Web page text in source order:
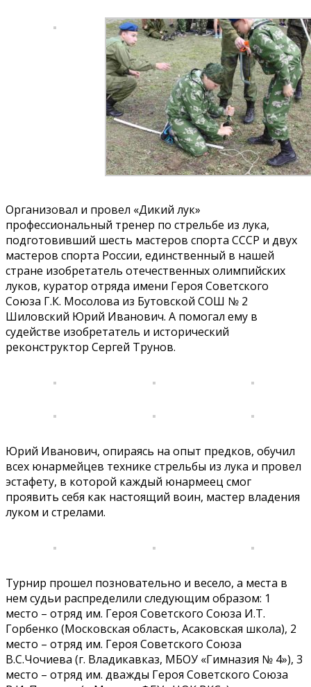
Организовал и провел «Дикий лук»
профессиональный тренер по стрельбе из лука,
подготовивший шесть мастеров спорта СССР и двух
мастеров спорта России, единственный в нашей
стране изобретатель отечественных олимпийских
луков, куратор отряда имени Героя Советского
Союза Г.К. Мосолова из Бутовской СОШ № 2
Шиловский Юрий Иванович. А помогал ему в
судействе изобретатель и исторический
реконструктор Сергей Трунов.
Юрий Иванович, опираясь на опыт предков, обучил
всех юнармейцев технике стрельбы из лука и провел
эстафету, в которой каждый юнармеец смог
проявить себя как настоящий воин, мастер владения
луком и стрелами.
Турнир прошел позновательно и весело, а места в
нем судьи распределили следующим образом: 1
место – отряд им. Героя Советского Союза И.Т.
Горбенко (Московская область, Асаковская школа), 2
место – отряд им. Героя Советского Союза
В.С.Чочиева (г. Владикавказ, МБОУ «Гимназия № 4»), 3
место – отряд им. дважды Героя Советского Союза